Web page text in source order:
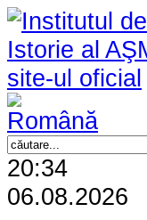
20:34
06.08.2026